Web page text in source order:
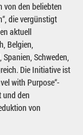
von den beliebten
die vergünstigt
aktuell
Belgien,
Schweden,
Die Initiative ist
with Purpose“-
und den
von